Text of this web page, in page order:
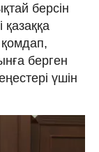
берсін
қазаққа
берген
үшін